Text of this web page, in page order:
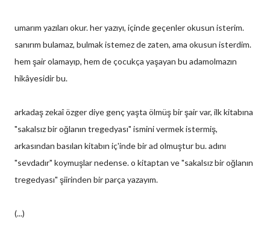
umarım yazıları okur. her yazıyı, içinde geçenler okusun isterim.
sanırım bulamaz, bulmak istemez de zaten, ama okusun isterdim.
hem şair olamayıp, hem de çocukça yaşayan bu adamolmazın
hikâyesidir bu.
arkadaş zekaî özger diye genç yaşta ölmüş bir şair var, ilk kitabına
"sakalsız bir oğlanın tregedyası" ismini vermek istermiş,
arkasından basılan kitabın iç'inde bir ad olmuştur bu. adını
"sevdadır" koymuşlar nedense. o kitaptan ve "sakalsız bir oğlanın
tregedyası" şiirinden bir parça yazayım.
(...)